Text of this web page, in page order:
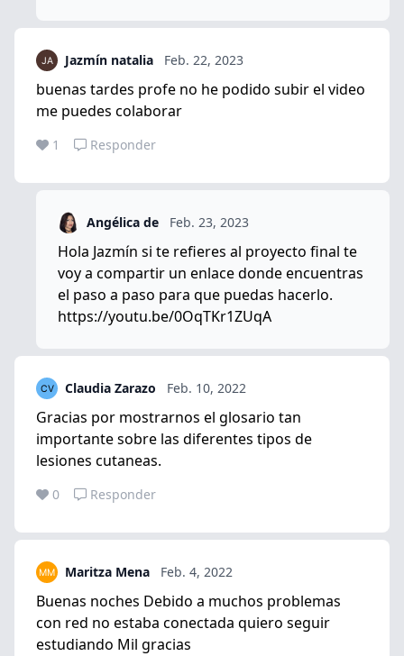
Jazmín natalia Feb. 22, 2023
buenas tardes profe no he podido subir el video
me puedes colaborar
1 Responder
Angélica de Feb. 23, 2023
Hola Jazmín si te refieres al proyecto final te
voy a compartir un enlace donde encuentras
el paso a paso para que puedas hacerlo.
https://youtu.be/0OqTKr1ZUqA
Claudia Zarazo Feb. 10, 2022
Gracias por mostrarnos el glosario tan
importante sobre las diferentes tipos de
lesiones cutaneas.
0 Responder
Maritza Mena Feb. 4, 2022
Buenas noches Debido a muchos problemas
con red no estaba conectada quiero seguir
estudiando Mil gracias